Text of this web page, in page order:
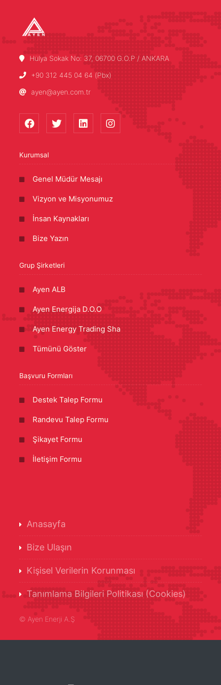
Hülya Sokak No: 37, 06700 G.O.P / ANKARA
+90 312 445 04 64 (Pbx)
ayen@ayen.com.tr
Kurumsal
Genel Müdür Mesajı
Vizyon ve Misyonumuz
İnsan Kaynakları
Bize Yazın
Grup Şirketleri
Ayen ALB
Ayen Energija D.O.O
Ayen Energy Trading Sha
Tümünü Göster
Başvuru Formları
Destek Talep Formu
Randevu Talep Formu
Şikayet Formu
İletişim Formu
Anasayfa
Bize Ulaşın
Kişisel Verilerin Korunması
Tanımlama Bilgileri Politikası (Cookies)
© Ayen Enerji A.Ş